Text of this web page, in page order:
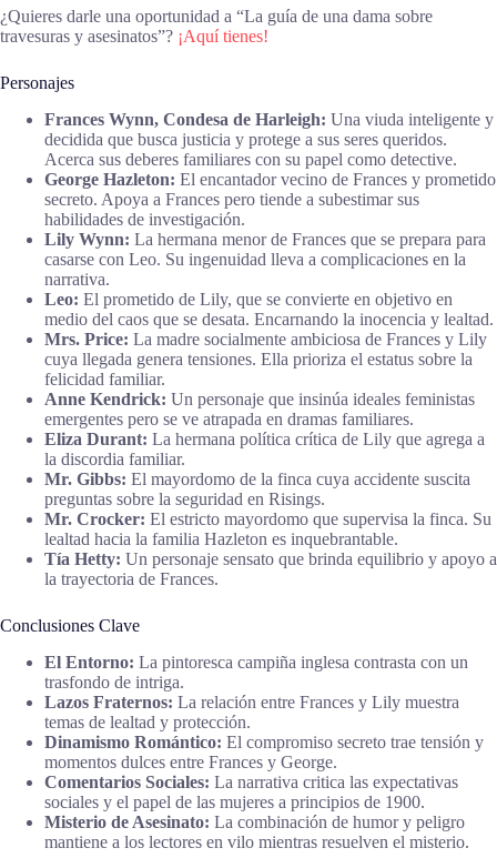
¿Quieres darle una oportunidad a “La guía de una dama sobre
travesuras y asesinatos”? ¡Aquí tienes!
Personajes
Frances Wynn, Condesa de Harleigh: Una viuda inteligente y
decidida que busca justicia y protege a sus seres queridos.
Acerca sus deberes familiares con su papel como detective.
George Hazleton: El encantador vecino de Frances y prometido
secreto. Apoya a Frances pero tiende a subestimar sus
habilidades de investigación.
Lily Wynn: La hermana menor de Frances que se prepara para
casarse con Leo. Su ingenuidad lleva a complicaciones en la
narrativa.
Leo: El prometido de Lily, que se convierte en objetivo en
medio del caos que se desata. Encarnando la inocencia y lealtad.
Mrs. Price: La madre socialmente ambiciosa de Frances y Lily
cuya llegada genera tensiones. Ella prioriza el estatus sobre la
felicidad familiar.
Anne Kendrick: Un personaje que insinúa ideales feministas
emergentes pero se ve atrapada en dramas familiares.
Eliza Durant: La hermana política crítica de Lily que agrega a
la discordia familiar.
Mr. Gibbs: El mayordomo de la finca cuya accidente suscita
preguntas sobre la seguridad en Risings.
Mr. Crocker: El estricto mayordomo que supervisa la finca. Su
lealtad hacia la familia Hazleton es inquebrantable.
Tía Hetty: Un personaje sensato que brinda equilibrio y apoyo a
la trayectoria de Frances.
Conclusiones Clave
El Entorno: La pintoresca campiña inglesa contrasta con un
trasfondo de intriga.
Lazos Fraternos: La relación entre Frances y Lily muestra
temas de lealtad y protección.
Dinamismo Romántico: El compromiso secreto trae tensión y
momentos dulces entre Frances y George.
Comentarios Sociales: La narrativa critica las expectativas
sociales y el papel de las mujeres a principios de 1900.
Misterio de Asesinato: La combinación de humor y peligro
mantiene a los lectores en vilo mientras resuelven el misterio.